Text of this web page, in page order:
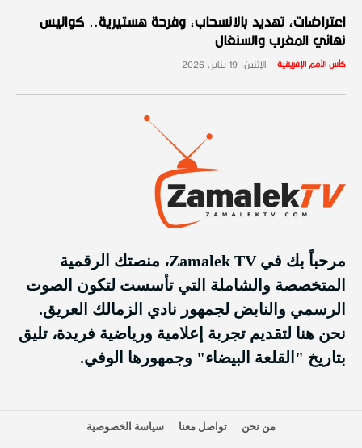
اعتراضات، تهديد بالانسحاب، وفرحة هستيرية.. كواليس
نهائي المغرب والسنغال
كأس الأمم الإفريقية الإثنين، 19 يناير، 2026
مرحباً بك في Zamalek TV، منصتك الرقمية
المتخصصة والشاملة التي تأسست لتكون الصوت
الرسمي والنابض لجمهور نادي الزمالك العريق.
نحن هنا لتقديم تجربة إعلامية ورياضية فريدة، تليق
بتاريخ "القلعة البيضاء" وجمهورها الوفي.
سياسة الخصوصية تواصل معنا من نحن